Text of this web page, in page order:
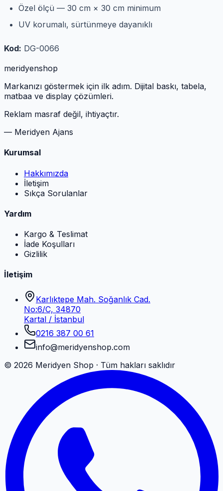
Özel ölçü — 30 cm × 30 cm minimum
UV korumalı, sürtünmeye dayanıklı
Kod: DG-0066
meridyenshop
Markanızı göstermek için ilk adım. Dijital baskı, tabela,
matbaa ve display çözümleri.
Reklam masraf değil, ihtiyaçtır.
— Meridyen Ajans
Kurumsal
Hakkımızda
İletişim
Sıkça Sorulanlar
Yardım
Kargo & Teslimat
İade Koşulları
Gizlilik
İletişim
Karlıktepe Mah. Soğanlık Cad.
No:6/C, 34870
Kartal / İstanbul
0216 387 00 61
info@meridyenshop.com
© 2026 Meridyen Shop · Tüm hakları saklıdır